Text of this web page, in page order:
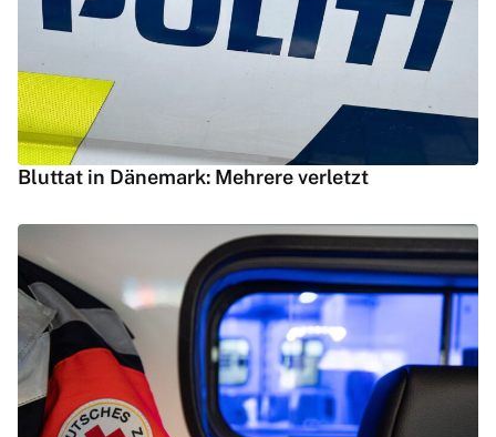
Bluttat in Dänemark: Mehrere verletzt